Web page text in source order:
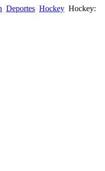
Deportes Hockey Hockey: